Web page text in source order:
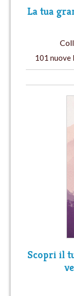
La tua
101 nuove
Scopri il